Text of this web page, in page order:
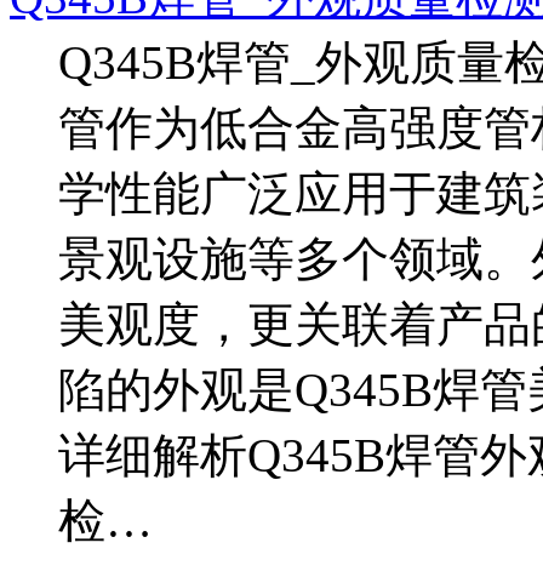
Q345B焊管_外观质量
管作为低合金高强度
学性能广泛应用于建
景观设施等多个领域
美观度，更关联着产
陷的外观是Q345B焊
详细解析Q345B焊管
检…